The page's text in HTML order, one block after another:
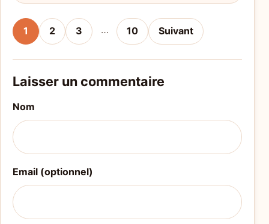
1 2 3 … 10 Suivant
Laisser un commentaire
Nom
Email (optionnel)